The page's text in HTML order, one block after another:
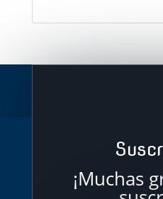
¡Muchas